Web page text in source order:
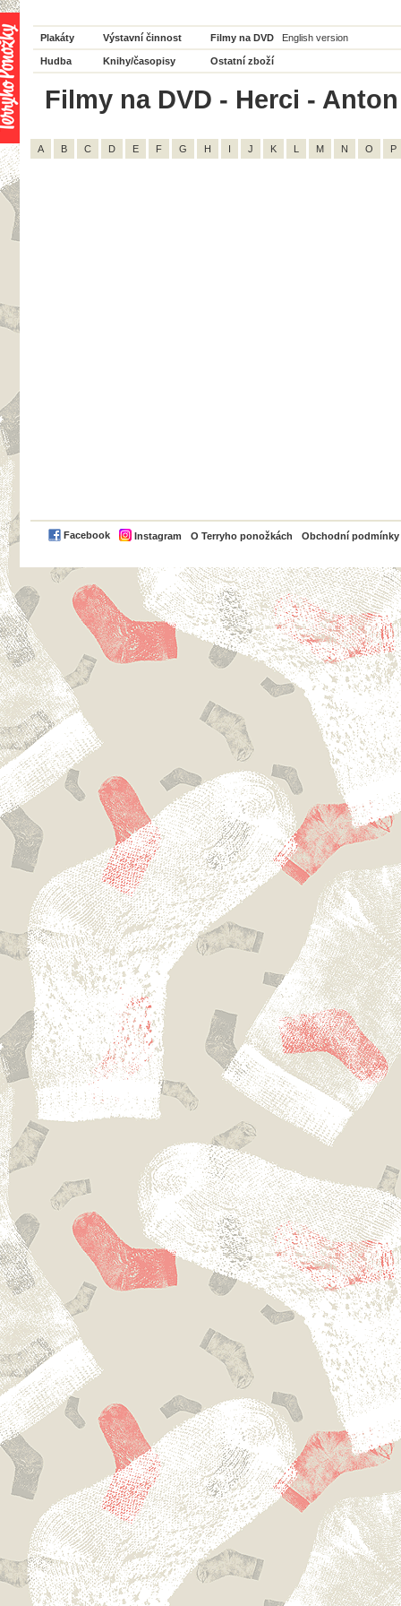
Plakáty Výstavní činnost Filmy na DVD English version
Hudba Knihy/časopisy Ostatní zboží
Filmy na DVD - Herci -
A B C D E F G H I J K L M N O P
Facebook Instagram O Terryho ponožkách Obchodní podmínky
PayPal